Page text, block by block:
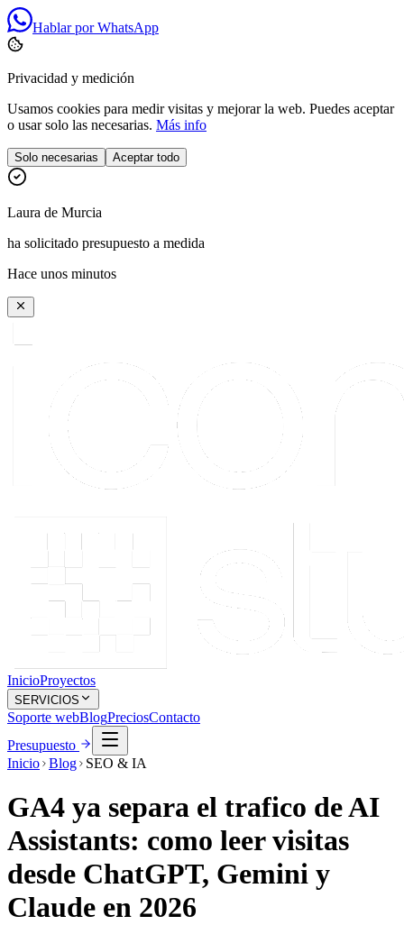
Hablar por WhatsApp
Privacidad y medición
Usamos cookies para medir visitas y mejorar la web. Puedes aceptar
o usar solo las necesarias. Más info
Solo necesarias Aceptar todo
Laura de Murcia
ha solicitado presupuesto a medida
Hace unos minutos
InicioProyectos
SERVICIOS
Soporte webBlogPreciosContacto
Presupuesto
Inicio Blog SEO & IA
GA4 ya separa el trafico de AI
Assistants: como leer visitas
desde ChatGPT, Gemini y
Claude en 2026